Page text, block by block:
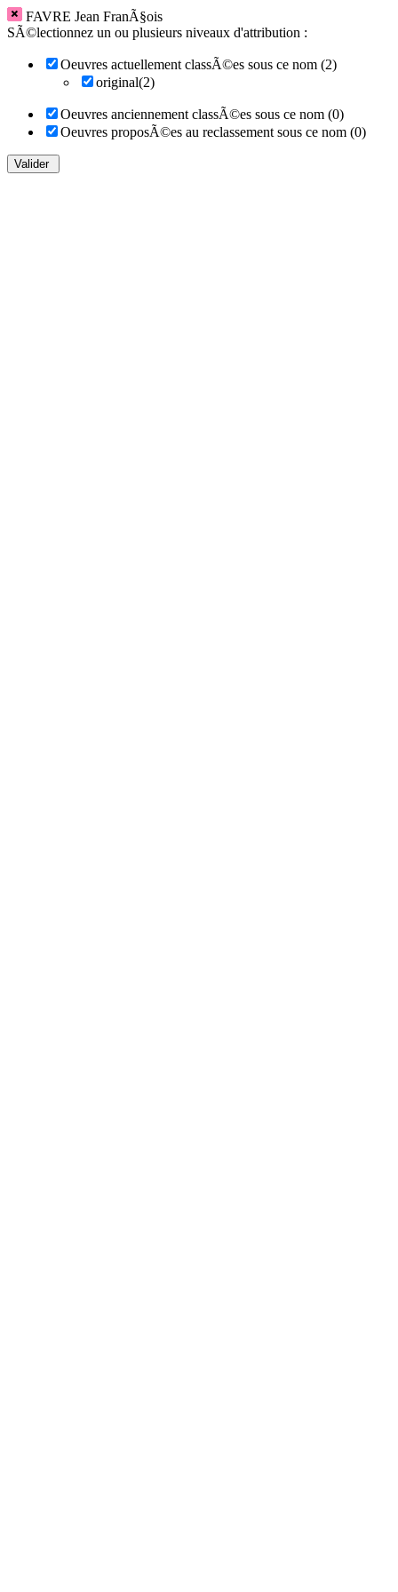
FAVRE Jean FranÃ§ois
SÃ©lectionnez un ou plusieurs niveaux d'attribution :
Oeuvres actuellement classÃ©es sous ce nom (2)
original(2)
Oeuvres anciennement classÃ©es sous ce nom (0)
Oeuvres proposÃ©es au reclassement sous ce nom (0)
Valider